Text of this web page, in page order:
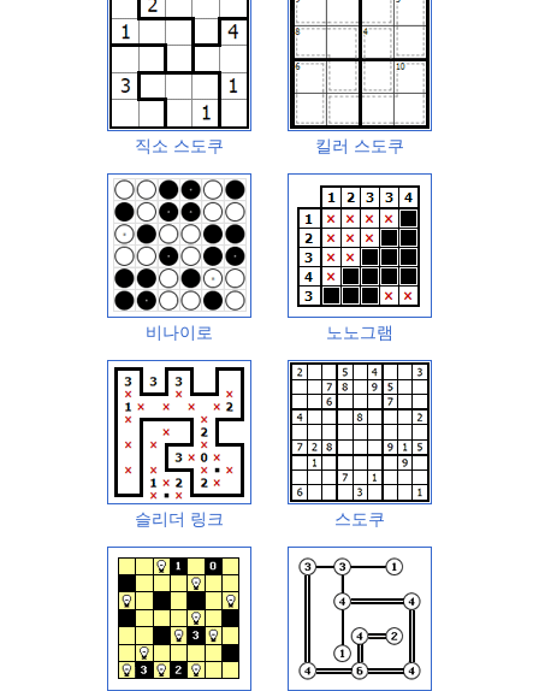
직소 스도쿠 킬러 스도쿠
비나이로 노노그램
슬리더 링크 스도쿠